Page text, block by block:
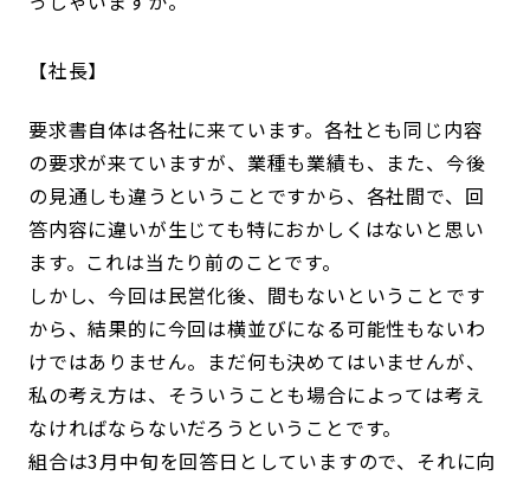
社長
要求書自体は各社に来ています。各社とも同じ内容
の要求が来ていますが、業種も業績も、また、今後
の見通しも違うということですから、各社間で、回
答内容に違いが生じても特におかしくはないと思い
ます。これは当たり前のことです。
しかし、今回は民営化後、間もないということです
から、結果的に今回は横並びになる可能性もないわ
けではありません。まだ何も決めてはいませんが、
私の考え方は、そういうことも場合によっては考え
なければならないだろうということです。
組合は3月中旬を回答日としていますので、それに向